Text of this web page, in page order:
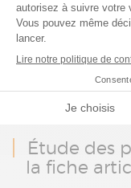
Plan directeur
Calcul des
Étude des
la fiche